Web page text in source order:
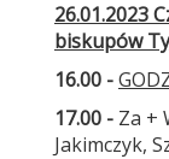
26.01.2023
biskupów
16.00 -
17.00 - Za +
Jakimczyk,